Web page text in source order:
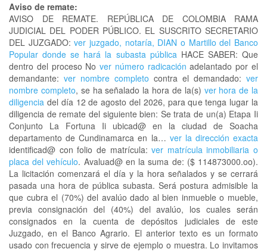
Aviso de remate:
AVISO DE REMATE. REPÚBLICA DE COLOMBIA RAMA
JUDICIAL DEL PODER PÚBLICO. EL SUSCRITO SECRETARIO
DEL JUZGADO: ver juzgado, notaría, DIAN o Martillo del Banco
Popular donde se hará la subasta públicaHACE SABER: Que
dentro del proceso Nover número radicación adelantado por el
demandante: ver nombre completo contra el demandado: ver
nombre completo, se ha señalado la hora de la(s) ver hora de la
diligencia del día 12 de agosto del 2026, para que tenga lugar la
diligencia de remate del siguiente bien: Se trata de un(a) Etapa Ii
Conjunto La Fortuna Ii ubicad@ en la ciudad de Soacha
departamento de Cundinamarca en la… ver la dirección exacta
identificad@ con folio de matrícula:ver matrícula inmobiliaria o
placa del vehículo. Avaluad@ en la suma de: ($ 114873000.oo).
La licitación comenzará el día y la hora señalados y se cerrará
pasada una hora de pública subasta. Será postura admisible la
que cubra el (70%) del avalúo dado al bien inmueble o mueble,
previa consignación del (40%) del avalúo, los cuales serán
consignados en la cuenta de depósitos judiciales de este
Juzgado, en el Banco Agrario. El anterior texto es un formato
usado con frecuencia y sirve de ejemplo o muestra. Lo invitamos